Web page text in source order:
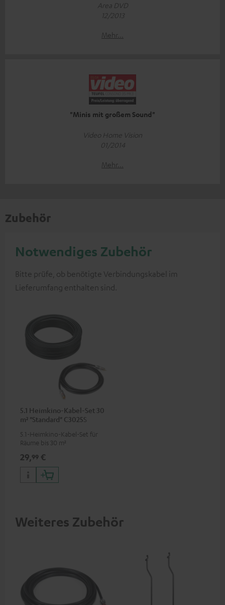
Area DVD
12/2013
Mehr...
"Minis mit großem Sound"
Video Home Vision
01/2014
Mehr...
Zubehör
Notwendiges Zubehör
Bitte prüfe, ob benötigte Verbindungskabel im
Lieferumfang enthalten sind.
5.1 Heimkino-Kabel-Set 30
m² "Standard" C3025S
5.1-Heimkino-Kabel-Set für
Räume bis 30 m²
29,99 €
Weiteres Zubehör